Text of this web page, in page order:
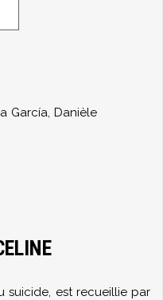
García,Danièle
suicide, est recueillie par